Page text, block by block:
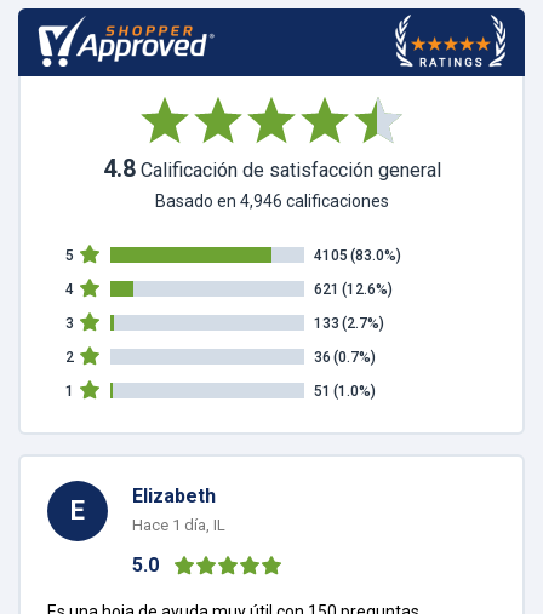
4.8Calificación de satisfacción general
Basado en 4,946 calificaciones
5 4105 (83.0%)
4
621 (12.6%)
3
133 (2.7%)
2
36 (0.7%)
1
51 (1.0%)
E Elizabeth
Hace 1 día, IL
5.0